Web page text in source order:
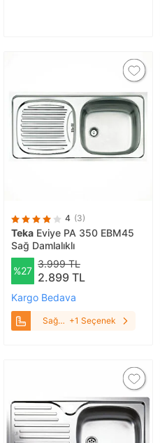
4 (3)
Teka Eviye PA 350 EBM45
Sağ Damlalıklı
%27
3.999 TL
2.899 TL
Kargo Bedava
Sağ
+1 Seçenek